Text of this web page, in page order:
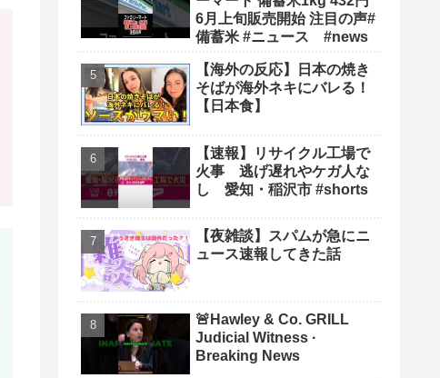
6月上旬販売開始 注目の声#
備蓄米 #ニュース #news
【海外の反応】日本の焼き
そばが海外ネキにバレる！
【日本食】
【速報】リサイクル工場で
火事 逃げ遅れやケガ人な
し 愛知・稲沢市 #shorts
【夜雑談】スパムが急にニ
ュース速報してきた話
🚨Hawley & Co. GRILL
Judicial Witness ·
Breaking News